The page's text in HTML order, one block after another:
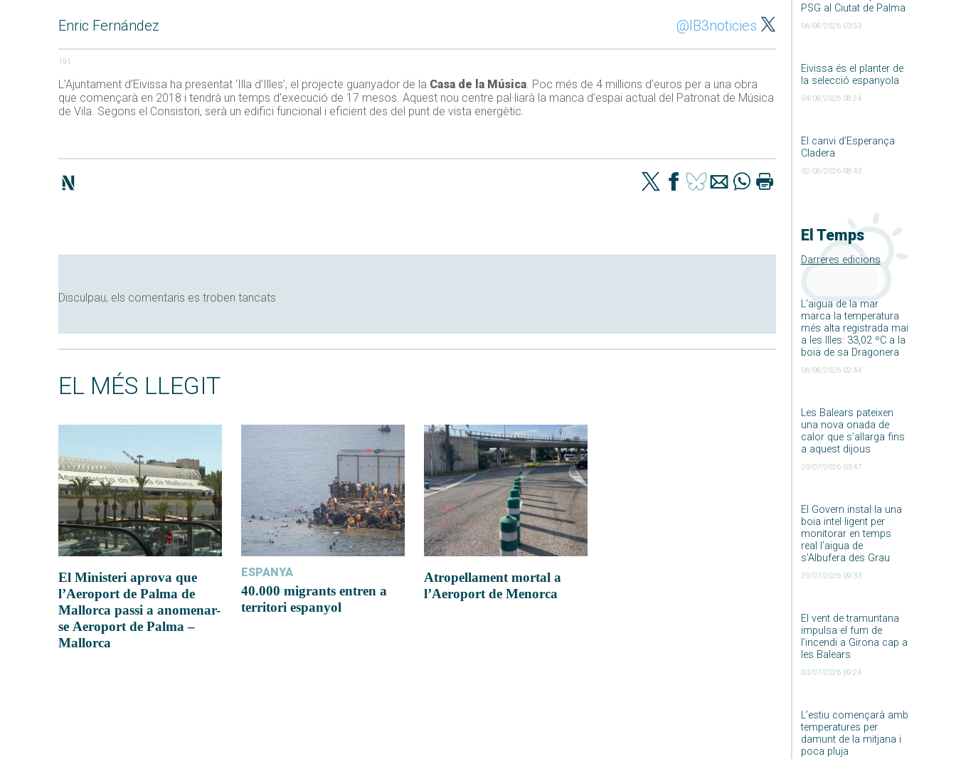
PSG al Ciutat de Palma
06/08/2026 03:53
Eivissa és el planter de
la selecció espanyola
04/08/2026 08:24
El canvi d’Esperança
Cladera
02/08/2026 08:43
El Temps
Darreres edicions
L’aigua de la mar
marca la temperatura
més alta registrada mai
a les Illes: 33,02 ºC a la
boia de sa Dragonera
06/08/2026 02:44
Les Balears pateixen
una nova onada de
calor que s’allarga fins
a aquest dijous
20/07/2026 03:47
El Govern instal·la una
boia intel·ligent per
monitorar en temps
real l’aigua de
s’Albufera des Grau
20/07/2026 09:33
El vent de tramuntana
impulsa el fum de
l’incendi a Girona cap a
les Balears
03/07/2026 09:24
L’estiu començarà amb
temperatures per
damunt de la mitjana i
poca pluja
Enric Fernández @IB3noticies
191
L’Ajuntament d’Eivissa ha presentat ‘Illa d’Illes’, el projecte guanyador de la Casa de la Música. Poc més de 4 millions d’euros per a una obra
que començarà en 2018 i tendrà un temps d’execució de 17 mesos. Aquest nou centre pal·liarà la manca d’espai actual del Patronat de Música
de Vila. Segons el Consistori, serà un edifici funcional i eficient des del punt de vista energètic.
Disculpau, els comentaris es troben tancats
EL MÉS LLEGIT
El Ministeri aprova que
l’Aeroport de Palma de
Mallorca passi a anomenar-
se Aeroport de Palma –
Mallorca
ESPANYA
40.000 migrants entren a
territori espanyol
Atropellament mortal a
l’Aeroport de Menorca